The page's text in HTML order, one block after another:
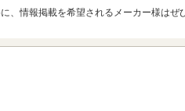
、情報掲載を希望されるメーカー様はぜ